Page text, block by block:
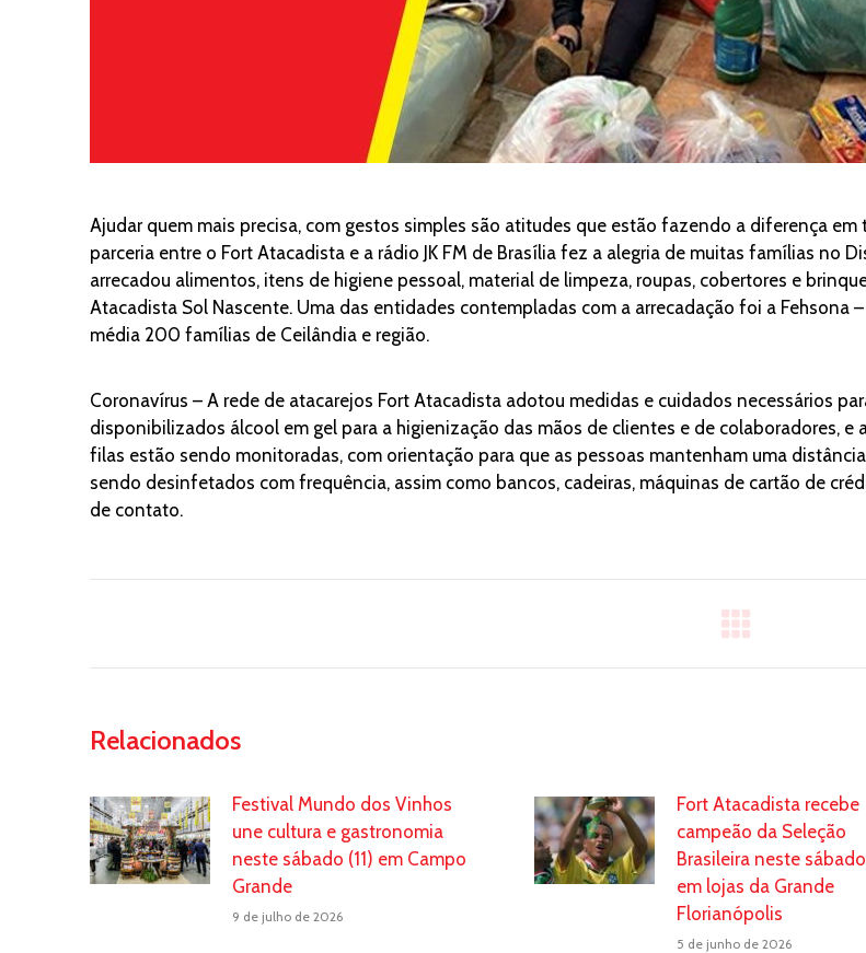
Ajudar quem mais precisa, com gestos simples são atitudes que estão fazendo a diferença
parceria entre o Fort Atacadista e a rádio JK FM de Brasília fez a alegria de muitas famílias no
arrecadou alimentos, itens de higiene pessoal, material de limpeza, roupas, cobertores e
Atacadista Sol Nascente. Uma das entidades contempladas com a arrecadação foi a Fehsona
média 200 famílias de Ceilândia e região.
Coronavírus – A rede de atacarejos Fort Atacadista adotou medidas e cuidados necessários
disponibilizados álcool em gel para a higienização das mãos de clientes e de colaboradores,
filas estão sendo monitoradas, com orientação para que as pessoas mantenham uma
sendo desinfetados com frequência, assim como bancos, cadeiras, máquinas de cartão de
de contato.
Relacionados
Festival Mundo dos Vinhos
une cultura e gastronomia
neste sábado (11) em Campo
Grande
9 de julho de 2026
Fort Atacadista recebe
campeão da Seleção
Brasileira neste
em lojas da Grande
Florianópolis
5 de junho de 2026